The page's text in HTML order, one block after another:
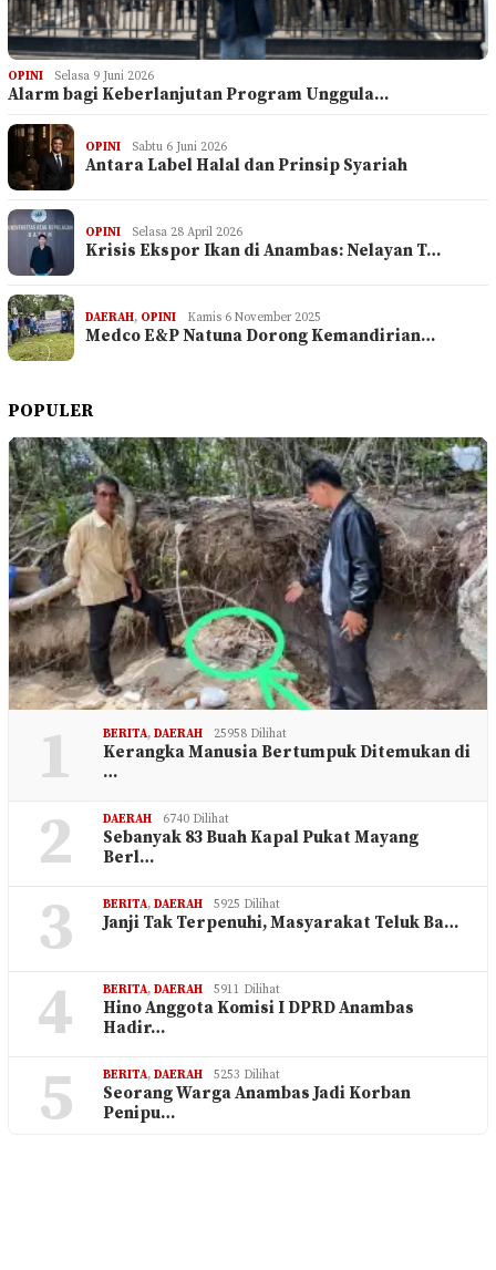
OPINI Selasa 9 Juni 2026
Alarm bagi Keberlanjutan Program Unggula…
OPINI Sabtu 6 Juni 2026
Antara Label Halal dan Prinsip Syariah
OPINI Selasa 28 April 2026
Krisis Ekspor Ikan di Anambas: Nelayan T…
DAERAH, OPINI Kamis 6 November 2025
Medco E&P Natuna Dorong Kemandirian…
POPULER
1 BERITA, DAERAH 25958 Dilihat
Kerangka Manusia Bertumpuk Ditemukan di
…
2 DAERAH 6740 Dilihat
Sebanyak 83 Buah Kapal Pukat Mayang
Berl…
3 BERITA, DAERAH 5925 Dilihat
Janji Tak Terpenuhi, Masyarakat Teluk Ba…
4 BERITA, DAERAH 5911 Dilihat
Hino Anggota Komisi I DPRD Anambas
Hadir…
5 BERITA, DAERAH 5253 Dilihat
Seorang Warga Anambas Jadi Korban
Penipu…